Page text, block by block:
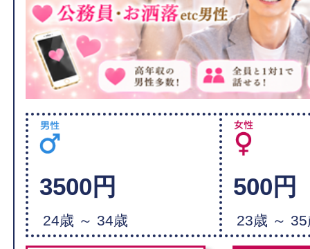
3500円
24歳 ～ 34歳
500円
23歳 ～